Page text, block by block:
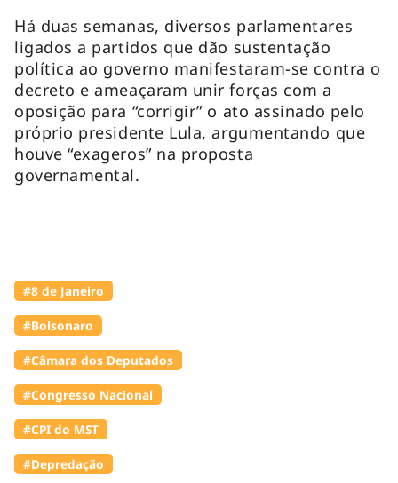
Há duas semanas, diversos parlamentares
ligados a partidos que dão sustentação
política ao governo manifestaram-se contra o
decreto e ameaçaram unir forças com a
oposição para “corrigir” o ato assinado pelo
próprio presidente Lula, argumentando que
houve “exageros” na proposta
governamental.
#8 de Janeiro
#Bolsonaro
#Câmara dos Deputados
#Congresso Nacional
#CPI do MST
#Depredação